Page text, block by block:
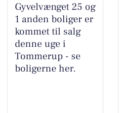
Gyvelvænget 25 og
1 anden boliger er
kommet til salg
denne uge i
Tommerup - se
boligerne her.